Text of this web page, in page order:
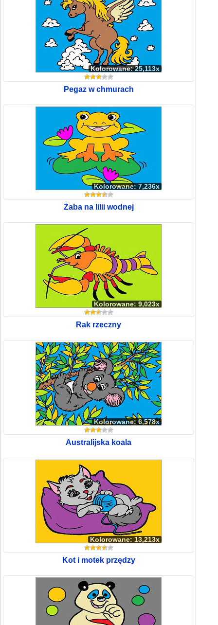
Kolorowane: 25,113x
Pegaz w chmurach
Kolorowane: 7,236x
Żaba na lilii wodnej
Kolorowane: 9,023x
Rak rzeczny
Kolorowane: 6,578x
Australijska koala
Kolorowane: 13,213x
Kot i motek przędzy